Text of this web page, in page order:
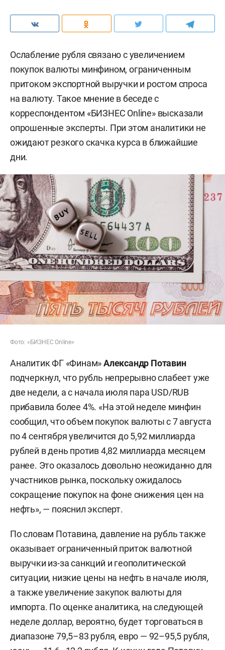
Ослабление рубля связано с увеличением
покупок валюты минфином, ограниченным
притоком экспортной выручки и ростом спроса
на валюту. Такое мнение в беседе с
корреспондентом «БИЗНЕС Online» высказали
опрошенные эксперты. При этом аналитики не
ожидают резкого скачка курса в ближайшие
дни.
Фото: «БИЗНЕС Online»
Аналитик ФГ «Финам»Александр Потавин
подчеркнул, что рубль непрерывно слабеет уже
две недели, а с начала июля пара USD/RUB
прибавила более 4%. «На этой неделе минфин
сообщил, что объем покупок валюты с 7 августа
по 4 сентября увеличится до 5,92 миллиарда
рублей в день против 4,82 миллиарда месяцем
ранее. Это оказалось довольно неожиданно для
участников рынка, поскольку ожидалось
сокращение покупок на фоне снижения цен на
нефть», — пояснил эксперт.
По словам Потавина, давление на рубль также
оказывает ограниченный приток валютной
выручки из-за санкций и геополитической
ситуации, низкие цены на нефть в начале июля,
а также увеличение закупок валюты для
импорта. По оценке аналитика, на следующей
неделе доллар, вероятно, будет торговаться в
диапазоне 79,5–83 рубля, евро — 92–95,5 рубля,